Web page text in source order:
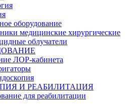
оборудование
медицинские хирургические
облучатели
ЛОР-кабинета
И РЕАБИЛИТАЦИЯ
для реабилитации